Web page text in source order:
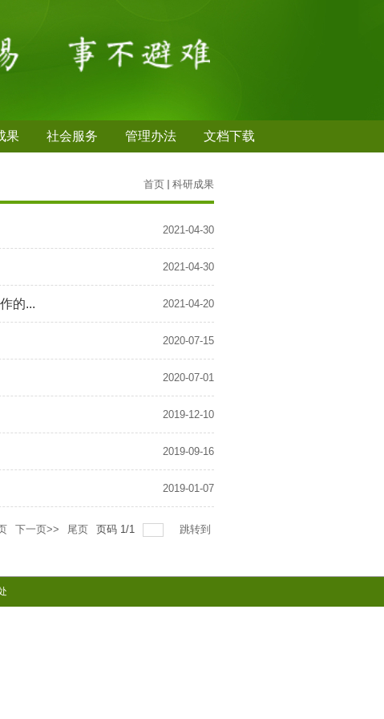
果 社会服务 管理办法 文档下载
首页 科研成果
2021-04-30
2021-04-30
的... 2021-04-20
2020-07-15
2020-07-01
2019-12-10
2019-09-16
2019-01-07
下一页>> 尾页 页码 1/1 跳转到